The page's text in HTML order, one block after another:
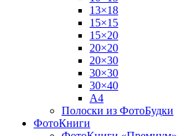
13×18
15×15
15×20
20×20
20×30
30×30
30×40
A4
Полоски из ФотоБудки
ФотоКниги